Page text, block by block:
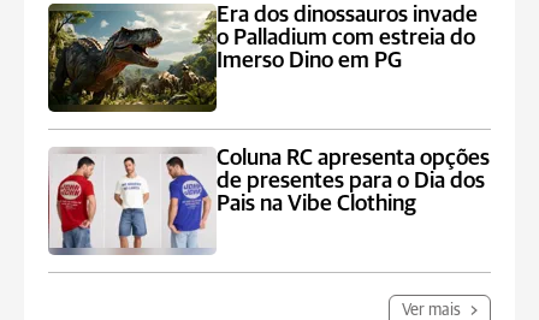
Era dos dinossauros invade
o Palladium com estreia do
Imerso Dino em PG
Coluna RC apresenta opções
de presentes para o Dia dos
Pais na Vibe Clothing
Ver mais